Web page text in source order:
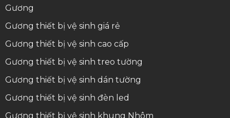
Gương
Gương thiết bị vệ sinh giá rẻ
Gương thiết bị vệ sinh cao cấp
Gương thiết bị vệ sinh treo tường
Gương thiết bị vệ sinh dán tường
Gương thiết bị vệ sinh đèn led
Gương thiết bị vệ sinh khung Nhôm